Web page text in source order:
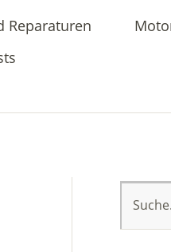
Reparaturen